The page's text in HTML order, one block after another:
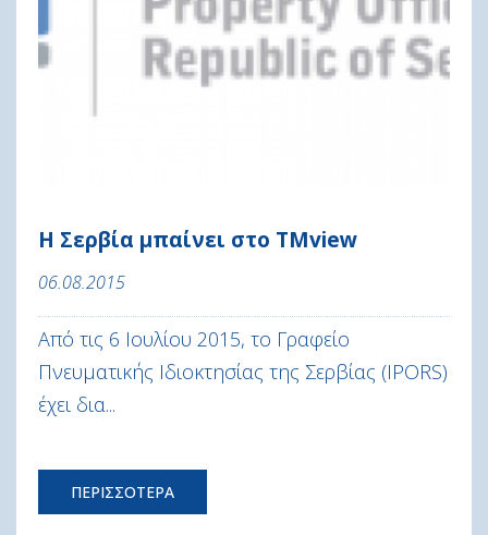
Η Σερβία μπαίνει στο TMview
06.08.2015
Από τις 6 Ιουλίου 2015, το Γραφείο
Πνευματικής Ιδιοκτησίας της Σερβίας (IPORS)
έχει δια...
ΠΕΡΙΣΣΟΤΕΡΑ